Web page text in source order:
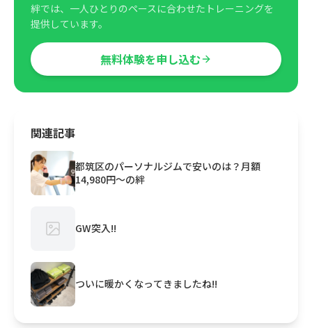
絆では、一人ひとりのペースに合わせたトレーニングを
提供しています。
無料体験を申し込む
関連記事
都筑区のパーソナルジムで安いのは？月額
14,980円〜の絆
GW突入!!
ついに暖かくなってきましたね!!